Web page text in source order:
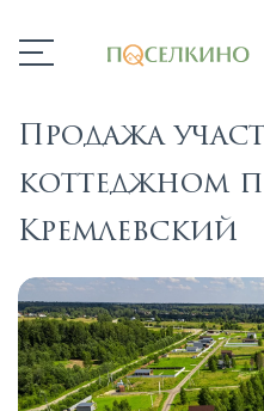
Продажа
коттеджном
Кремлевский